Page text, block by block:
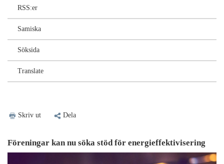
RSS:er
Samiska
Söksida
Translate
Skriv ut Dela
Föreningar kan nu söka stöd för energieffektivisering